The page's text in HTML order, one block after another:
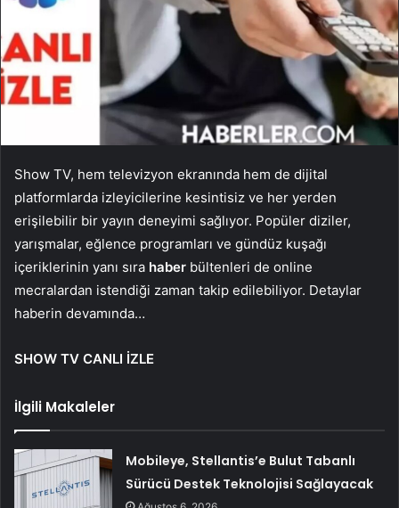
Show TV, hem televizyon ekranında hem de dijital
platformlarda izleyicilerine kesintisiz ve her yerden
erişilebilir bir yayın deneyimi sağlıyor. Popüler diziler,
yarışmalar, eğlence programları ve gündüz kuşağı
içeriklerinin yanı sıra haber bültenleri de online
mecralardan istendiği zaman takip edilebiliyor. Detaylar
haberin devamında…
SHOW TV CANLI İZLE
İlgili Makaleler
Mobileye, Stellantis’e Bulut Tabanlı
Sürücü Destek Teknolojisi Sağlayacak